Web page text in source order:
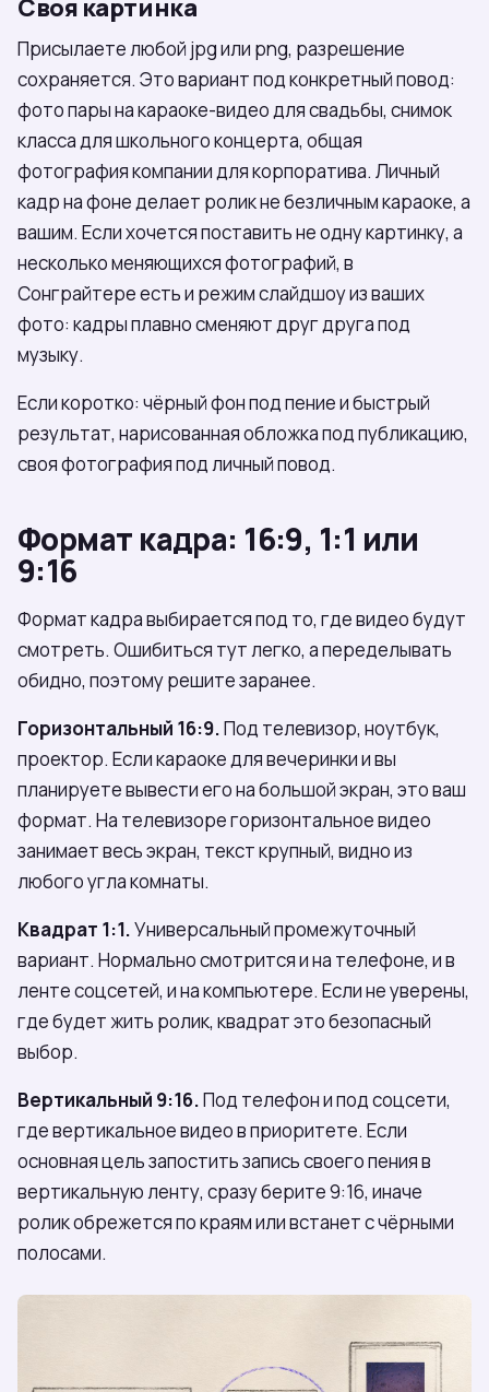
Своя картинка
Присылаете любой jpg или png, разрешение
сохраняется. Это вариант под конкретный повод:
фото пары на караоке-видео для свадьбы, снимок
класса для школьного концерта, общая
фотография компании для корпоратива. Личный
кадр на фоне делает ролик не безличным караоке, а
вашим. Если хочется поставить не одну картинку, а
несколько меняющихся фотографий, в
Сонграйтере есть и режим слайдшоу из ваших
фото: кадры плавно сменяют друг друга под
музыку.
Если коротко: чёрный фон под пение и быстрый
результат, нарисованная обложка под публикацию,
своя фотография под личный повод.
Формат кадра: 16:9, 1:1 или
9:16
Формат кадра выбирается под то, где видео будут
смотреть. Ошибиться тут легко, а переделывать
обидно, поэтому решите заранее.
Горизонтальный 16:9.Под телевизор, ноутбук,
проектор. Если караоке для вечеринки и вы
планируете вывести его на большой экран, это ваш
формат. На телевизоре горизонтальное видео
занимает весь экран, текст крупный, видно из
любого угла комнаты.
Квадрат 1:1.Универсальный промежуточный
вариант. Нормально смотрится и на телефоне, и в
ленте соцсетей, и на компьютере. Если не уверены,
где будет жить ролик, квадрат это безопасный
выбор.
Вертикальный 9:16.Под телефон и под соцсети,
где вертикальное видео в приоритете. Если
основная цель запостить запись своего пения в
вертикальную ленту, сразу берите 9:16, иначе
ролик обрежется по краям или встанет с чёрными
полосами.